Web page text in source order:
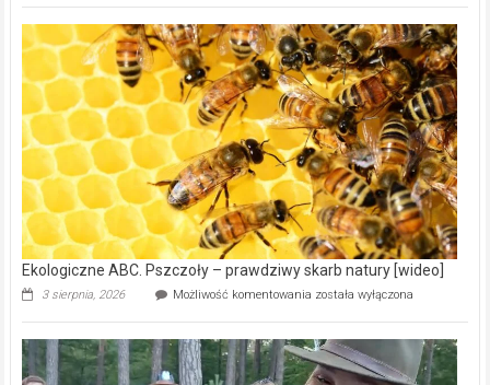
Wręczyca
Wielka
z
dofinansowaniem
ponad
15,6
mln
na
modernizację
oczyszczalni
ścieków
[wideo]
Ekologiczne ABC. Pszczoły – prawdziwy skarb natury [wideo]
3 sierpnia, 2026 Możliwość komentowania Ekologiczne
–
prawdziwy
skarb
została wyłączona